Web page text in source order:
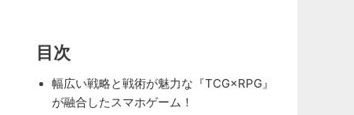
目次
幅広い戦略と戦術が魅力な『TCG×RPG』
が融合したスマホゲーム！